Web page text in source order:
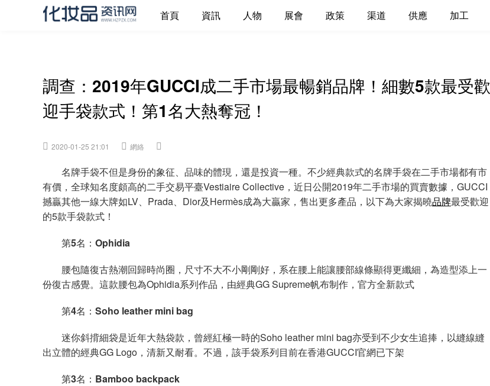
調查：2019年GUCCI成二手市場最暢銷品牌！細數5款最受歡
迎手袋款式！第1名大熱奪冠！
2020-01-25 21:01 網絡
名牌手袋不但是身份的象征、品味的體現，還是投資一種。不少經典款式的名牌手袋在二手市場都有市
有價，全球知名度頗高的二手交易平臺Vestiaire Collective，近日公開2019年二手市場的買賣數據，GUCCI
撼贏其他一線大牌如LV、Prada、Dior及Hermès成為大贏家，售出更多產品，以下為大家揭曉品牌最受歡迎
的5款手袋款式！
第5名： Ophidia
腰包隨復古熱潮回歸時尚圈，尺寸不大不小剛剛好，系在腰上能讓腰部線條顯得更纖細，為造型添上一
份復古感覺。這款腰包為Ophidia系列作品，由經典GG Supreme帆布制作，官方全新款式
第4名： Soho leather mini bag
迷你斜揹細袋是近年大熱袋款，曾經紅極一時的Soho leather mini bag亦受到不少女生追捧，以縫線縫
出立體的經典GG Logo，清新又耐看。不過，該手袋系列目前在香港GUCCI官網已下架
第3名： Bamboo backpack
首頁 資訊 人物 展會 政策 渠道 供應 加工